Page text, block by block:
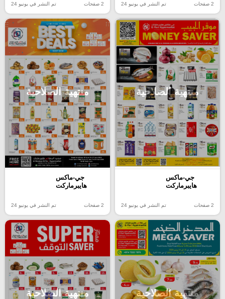
2 صفحات تم النشر في يونيو 24 2 صفحات تم النشر في يونيو 24
منتهية الصلاحية
جي-ماكس
هايبرماركت
2 صفحات تم النشر في يونيو 24
منتهية الصلاحية
جي-ماكس
هايبرماركت
2 صفحات تم النشر في يونيو 24
منتهية الصلاحية منتهية الصلاحية